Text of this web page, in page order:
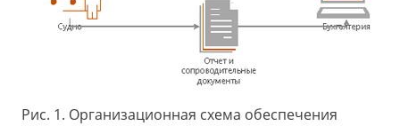
Рис. 1. Организационная схема обеспечения